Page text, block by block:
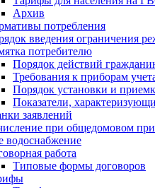
Архив
потребления
введения ограничения
потребителю
Порядок действий
Требования к приборам
Порядок установки и
Показатели,
заявлений
при общедомовом
водоснабжение
работа
Типовые формы договоров